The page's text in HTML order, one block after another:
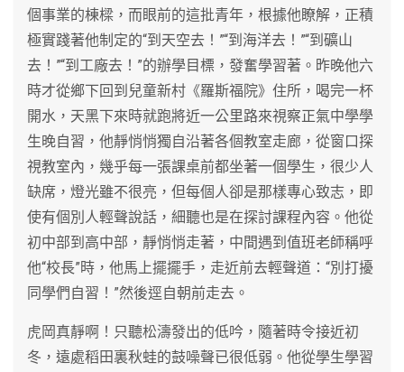
個事業的棟樑，而眼前的這批青年，根據他瞭解，正積
極實踐著他制定的“到天空去！”“到海洋去！”“到礦山
去！”“到工廠去！”的辦學目標，發奮學習著。昨晚他六
時才從鄉下回到兒童新村《羅斯福院》住所，喝完一杯
開水，天黑下來時就跑將近一公里路來視察正氣中學學
生晚自習，他靜悄悄獨自沿著各個教室走廊，從窗口探
視教室內，幾乎每一張課桌前都坐著一個學生，很少人
缺席，燈光雖不很亮，但每個人卻是那樣專心致志，即
使有個別人輕聲說話，細聽也是在探討課程內容。他從
初中部到高中部，靜悄悄走著，中間遇到值班老師稱呼
他“校長”時，他馬上擺擺手，走近前去輕聲道：“別打擾
同學們自習！”然後逕自朝前走去。
虎岡真靜啊！只聽松濤發出的低吟，隨著時令接近初
冬，遠處稻田裏秋蛙的鼓噪聲已很低弱。他從學生學習